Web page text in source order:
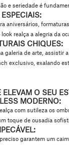
e seriedade é
aniversários,
realça a alegria da
CHIQUES:
galeria de arte, assistir
exclusivo, exalando
ELEVAM O SEU
MODERNO:
com sutileza os
toque de ousadia
garantem um